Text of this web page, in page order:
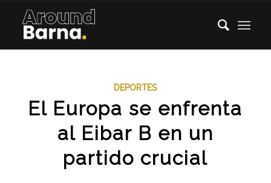
DEPORTES
El Europa se enfrenta
al Eibar B en un
partido crucial